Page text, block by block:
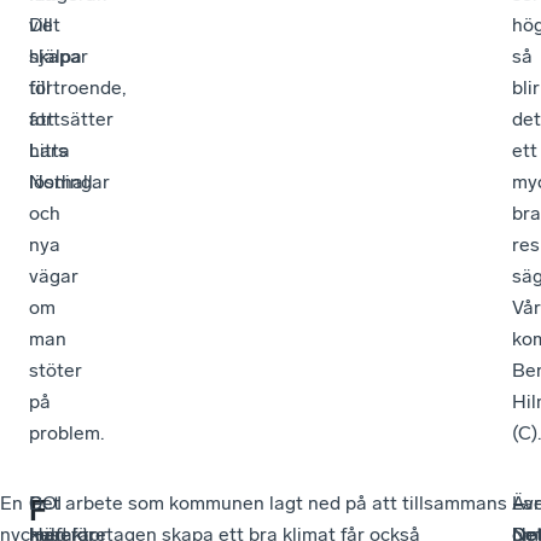
Det
skapar
förtroende,
fortsätter
Lars
Nothall.
vill
hjälpa
till
att
hitta
lösningar
och
nya
vägar
om
man
stöter
på
problem.
så
blir
det
ett
bra
(C).
En
nyckelfaktor
COI
huserar
–
Här
F
Det arbete som kommunen lagt ned på att tillsammans
med företagen skapa ett bra klimat får också
–
–
om